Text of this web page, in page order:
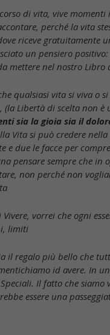
di vita, vive
perché la vita
riceve gratuitamente
un pensiero
mettere nel nostro Libro
qualsiasi vita si viva o
Libertà di scelta non
sia la gioia sia il
Vita si può credere nella
due le facce per
pensare sempre che in
non perché non
vorrei che ogni
limiti
il regalo più bello che
id avere. In
Il fatto che siamo
essere una